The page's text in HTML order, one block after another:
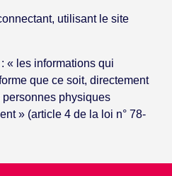
utilisant le site
« les informations qui
que ce soit, directement
personnes physiques
» (article 4 de la loi n° 78-